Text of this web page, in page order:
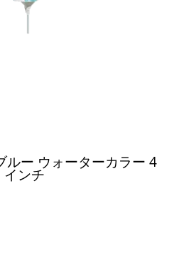
ルー ウォーターカラー 4
インチ